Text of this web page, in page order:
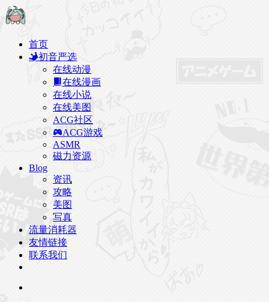
首页
初音严选
在线动漫
在线漫画
在线小说
在线美图
ACG社区
ACG游戏
ASMR
磁力资源
Blog
资讯
攻略
美图
写真
流量消耗器
友情链接
联系我们